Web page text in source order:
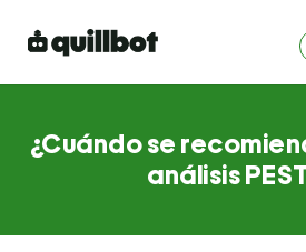
¿Cuándo se
análisis